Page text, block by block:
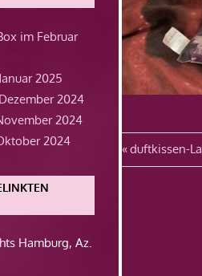
Vorheriger
Beitrag:
duftkissen-
im Februar
2025
2024
2024
2024
Hamburg, Az.